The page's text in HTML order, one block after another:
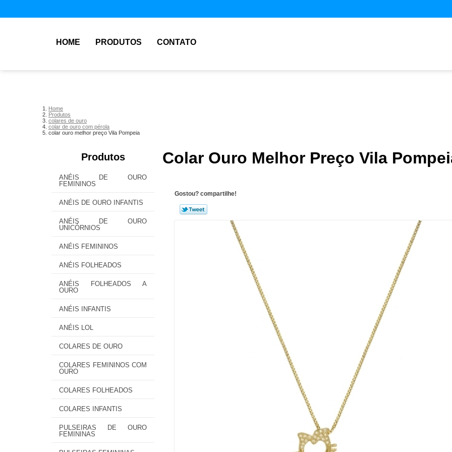
HOME PRODUTOS CONTATO
Home
Produtos
colares de ouro
colar de ouro com pérola
colar ouro melhor preço Vila Pompeia
Produtos
ANÉIS DE OURO
FEMININOS
ANÉIS DE OURO INFANTIS
ANÉIS DE OURO
UNICÓRNIOS
ANÉIS FEMININOS
ANÉIS FOLHEADOS
ANÉIS FOLHEADOS A
OURO
ANÉIS INFANTIS
ANÉIS LOL
COLARES DE OURO
COLARES FEMININOS COM
OURO
COLARES FOLHEADOS
COLARES INFANTIS
PULSEIRAS DE OURO
FEMININAS
Colar Ouro Melhor Preço Vila
Gostou? compartilhe!